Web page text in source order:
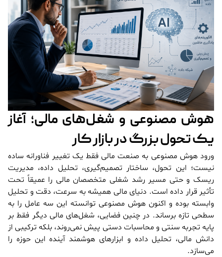
هوش مصنوعی و شغل‌های مالی؛ آغاز
یک تحول بزرگ در بازار کار
ورود هوش مصنوعی به صنعت مالی فقط یک تغییر فناورانه ساده
نیست؛ این تحول، ساختار تصمیم‌گیری، تحلیل داده، مدیریت
ریسک و حتی مسیر رشد شغلی متخصصان مالی را عمیقاً تحت
تأثیر قرار داده است. دنیای مالی همیشه به سرعت، دقت و تحلیل
وابسته بوده و اکنون هوش مصنوعی توانسته این سه عامل را به
سطحی تازه برساند. در چنین فضایی، شغل‌های مالی دیگر فقط بر
پایه تجربه سنتی و محاسبات دستی پیش نمی‌روند، بلکه ترکیبی از
دانش مالی، تحلیل داده و ابزارهای هوشمند آینده این حوزه را
می‌سازد.